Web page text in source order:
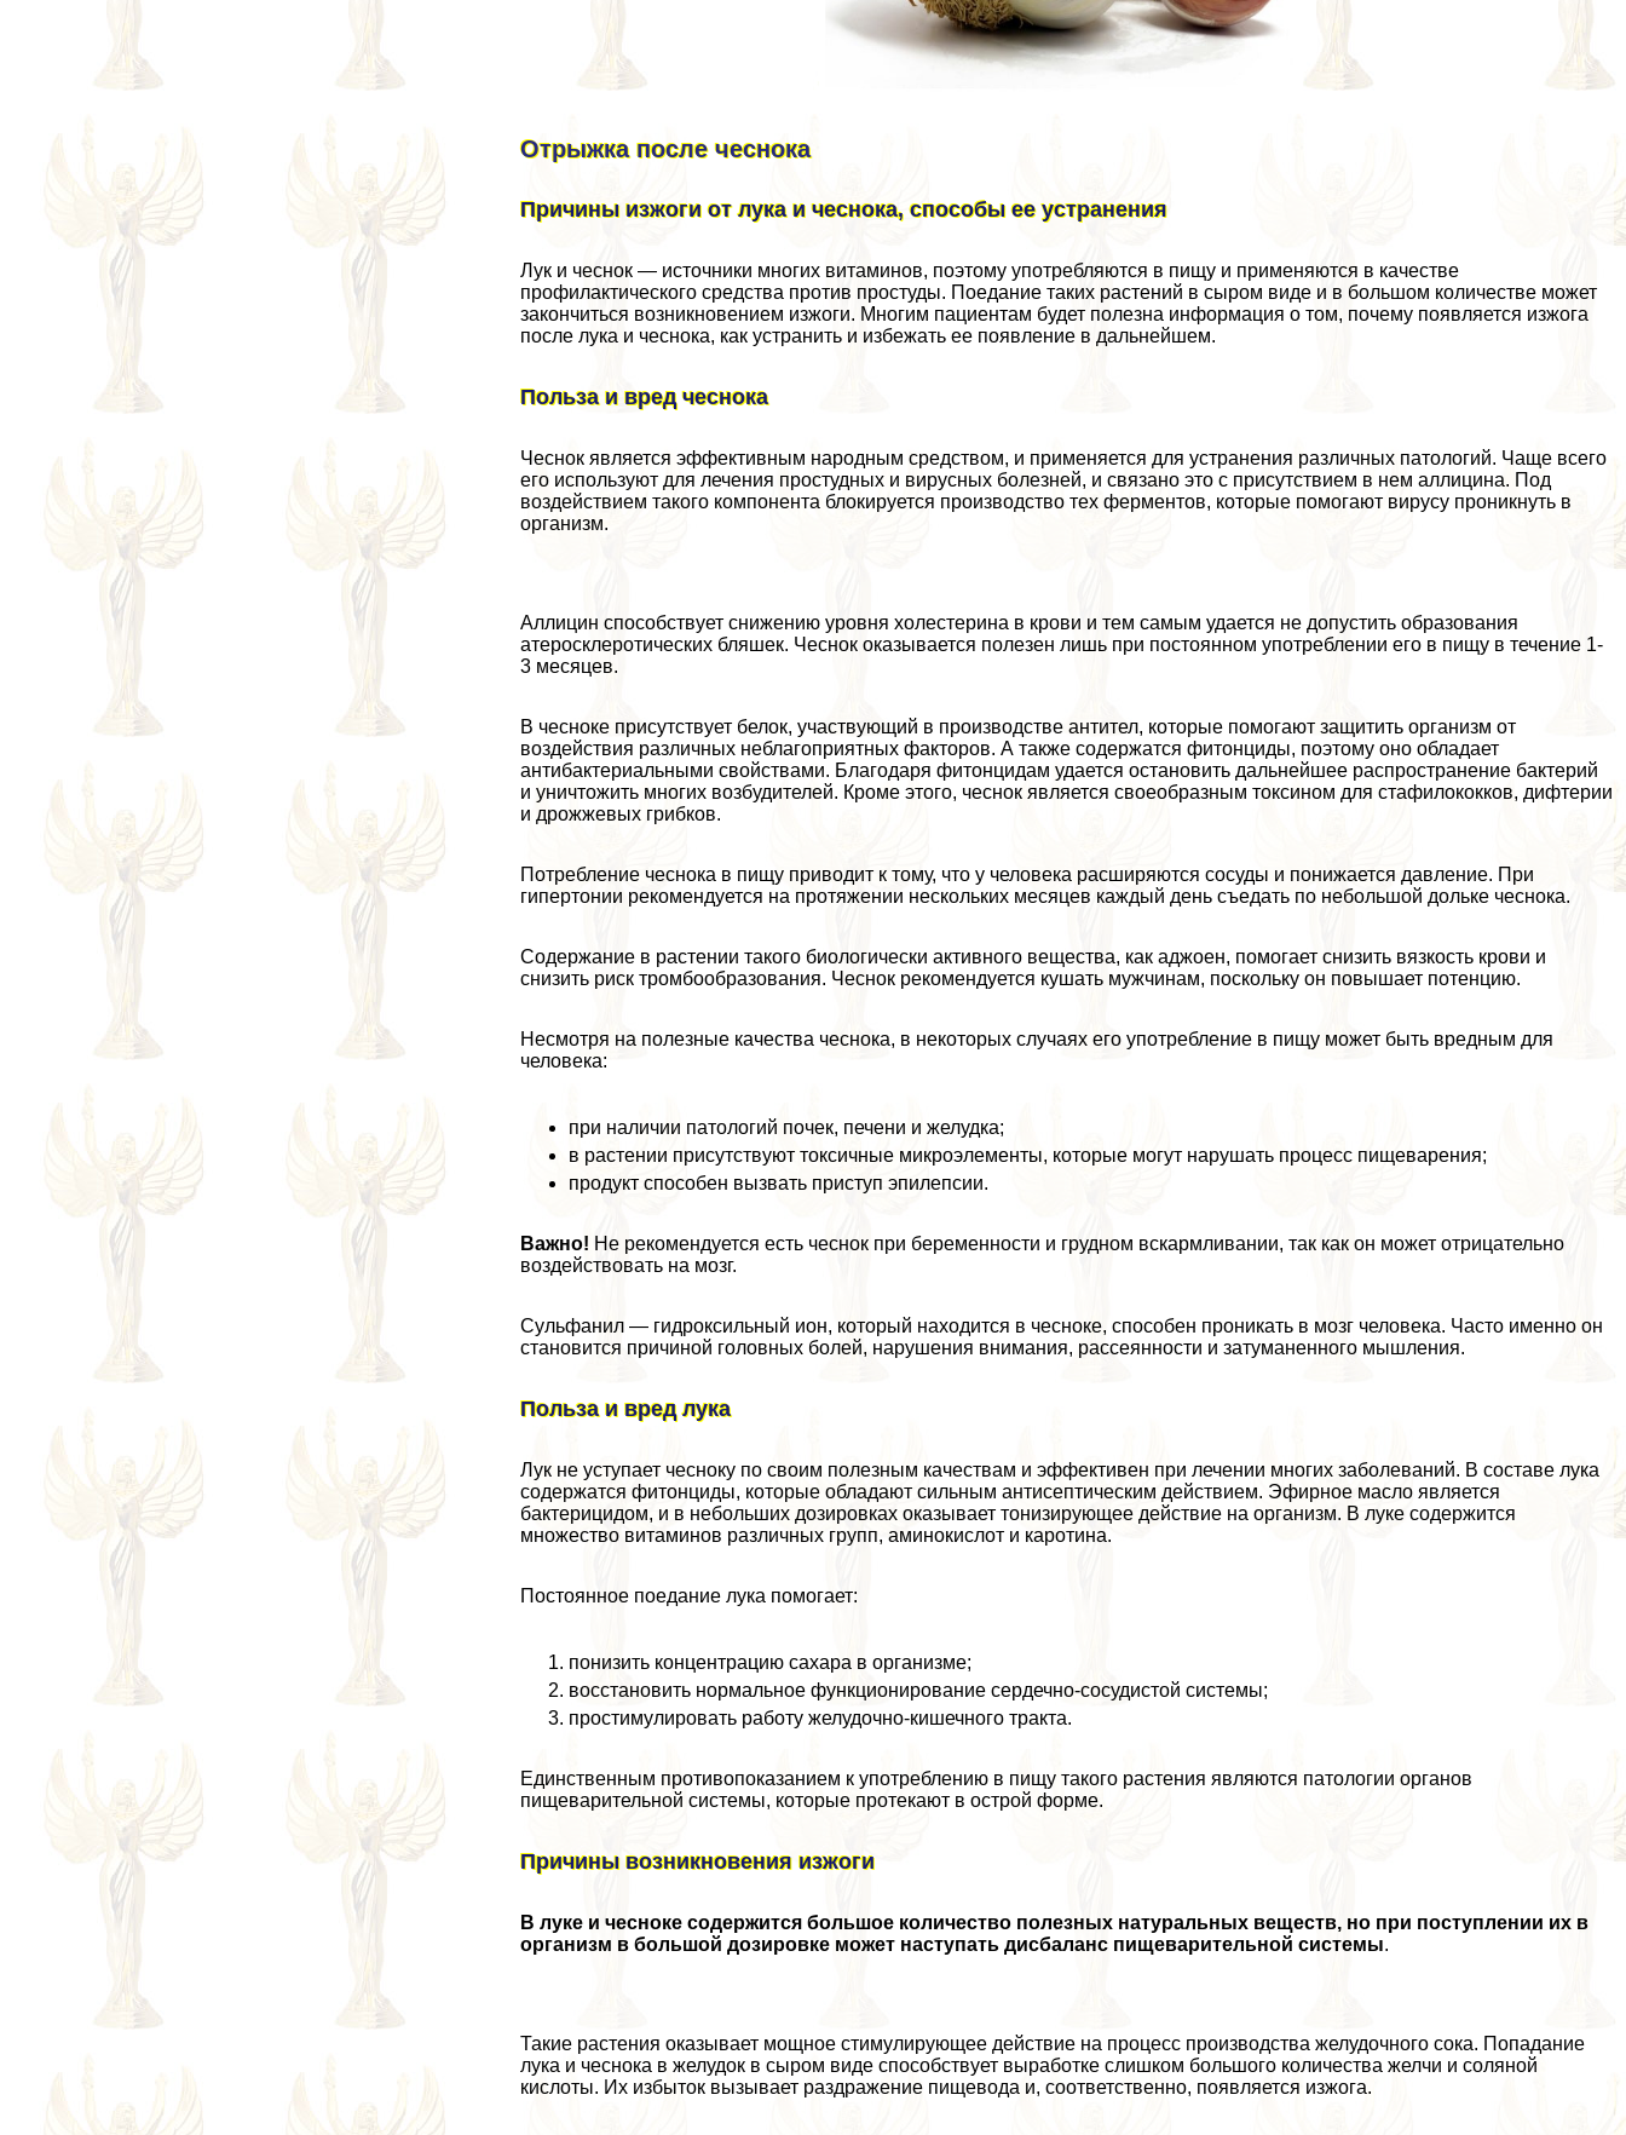
Отрыжка после чеснока
Причины изжоги от лука и чеснока, способы ее устранения
Лук и чеснок — источники многих витаминов, поэтому употрeбляются в пищу и применяются в качестве
профилактического средства против простуды. Поедание таких растений в сыром виде и в большом количестве может
закончиться возникновением изжоги. Многим пациентам будет полезна информация о том, почему появляется изжога
после лука и чеснока, как устранить и избежать ее появление в дальнейшем.
Польза и вред чеснока
Чеснок является эффективным народным средством, и применяется для устранения различных патологий. Чаще всего
его используют для лечения простудных и вирусных болезней, и связано это с присутствием в нем аллицина. Под
воздействием такого компонента блокируется производство тех ферментов, которые помогают вирусу проникнуть в
организм.
Аллицин способствует снижению уровня холестерина в крови и тем самым удается не допустить образования
атеросклеротических бляшек. Чеснок оказывается полезен лишь при постоянном употрeблении его в пищу в течение 1-
3 месяцев.
В чесноке присутствует белок, участвующий в производстве антител, которые помогают защитить организм от
воздействия различных нeблагоприятных факторов. А также содержатся фитонциды, поэтому оно обладает
антибактериальными свойствами. Благодаря фитонцидам удается остановить дальнейшее распространение бактерий
и уничтожить многих возбудителей. Кроме этого, чеснок является своеобразным токсином для стафилококков, дифтерии
и дрожжевых грибков.
Потрeбление чеснока в пищу приводит к тому, что у человека расширяются сосуды и понижается давление. При
гипертонии рекомендуется на протяжении нескольких месяцев каждый день съедать по небольшой дольке чеснока.
Содержание в растении такого биологически активного вещества, как аджоен, помогает снизить вязкость крови и
снизить риск тромбообразования. Чеснок рекомендуется кушать мужчинам, поскольку он повышает потенцию.
Несмотря на полезные качества чеснока, в некоторых случаях его употрeбление в пищу может быть вредным для
человека:
при наличии патологий почек, печени и желудка;
в растении присутствуют токсичные микроэлементы, которые могут нарушать процесс пищеварения;
продукт способен вызвать приступ эпилепсии.
Важно! Не рекомендуется есть чеснок при беременности и грудном вскармливании, так как он может отрицательно
воздействовать на мозг.
Сульфанил — гидроксильный ион, который находится в чесноке, способен проникать в мозг человека. Часто именно он
становится причиной головных болей, нарушения внимания, рассеянности и затуманенного мышления.
Польза и вред лука
Лук не уступает чесноку по своим полезным качествам и эффективен при лечении многих заболеваний. В составе лука
содержатся фитонциды, которые обладают сильным антисептическим действием. Эфирное масло является
бактерицидом, и в небольших дозировках оказывает тонизирующее действие на организм. В луке содержится
множество витаминов различных групп, аминокислот и каротина.
Постоянное поедание лука помогает:
понизить концентрацию сахара в организме;
восстановить нормальное функционирование сердечно-сосудистой системы;
простимулировать работу желудочно-кишечного тpaкта.
Единственным противопоказанием к употрeблению в пищу такого растения являются патологии органов
пищеварительной системы, которые протекают в острой форме.
Причины возникновения изжоги
В луке и чесноке содержится большое количество полезных натуральных веществ, но при поступлении их в
организм в большой дозировке может наступать дисбаланс пищеварительной системы.
Такие растения оказывает мощное стимулирующее действие на процесс производства желудочного сока. Попадание
лука и чеснока в желудок в сыром виде способствует выработке слишком большого количества желчи и соляной
кислоты. Их избыток вызывает раздражение пищевода и, соответственно, появляется изжога.